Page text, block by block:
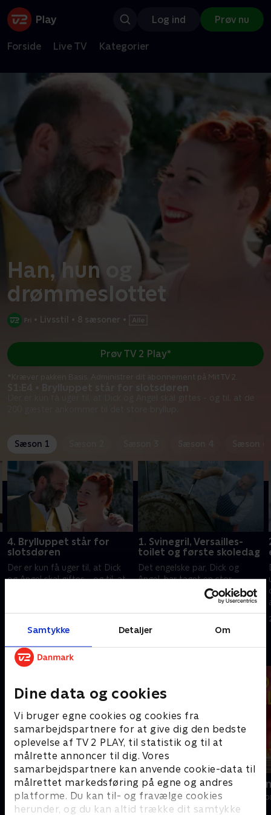
Samtykke Detaljer Om
Dine data og cookies
Vi bruger egne cookies og cookies fra
samarbejdspartnere for at give dig den bedste
oplevelse af TV 2 PLAY, til statistik og til at
målrette annoncer til dig. Vores
samarbejdspartnere kan anvende cookie-data til
målrettet markedsføring på egne og andres
platforme. Du kan til- og fravælge cookies
herunder, og du kan altid trække dit samtykke
Log ind Prøv nu
Forside Live TV Kategorier
Han, hun og
drømmeslottet
• Livsstil • 8 sæsoner •
Der er kun få uger til, at Dick og Angel skal giftes - og til, at de
Prøv TV 2 Play*
*Kræver pakken Basis. Administrer dit abonnement på Mit TV 2.
Sæson 1
4. Brylluppet står for
slotsdøren
Der er kun få uger til, at Dick
og Angel skal giftes - og til, at
1. Svinegril, Versailles-
toilet og første skoledag
Det engelske par, Dick og
Angel, har taget en stor
beslutning - de har solgt deres
hjem i England og har i stedet
købt et slot i Frankrig.
Andre så også
Franske drømmeslotte
Livsstil • 6 sæsoner
Linde på
Livsstil • 5